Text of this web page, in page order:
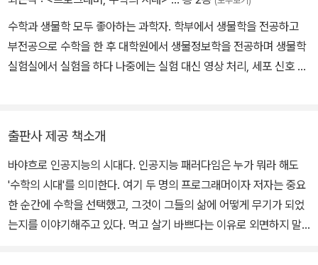
수학과 생물학 모두 좋아하는 과학자. 학부에서 생물학을 전공하고
부전공으로 수학을 한 후 대학원에서 생물정보학을 전공하며 생물학
실험실에서 실험을 하다 나중에는 실험 대신 영상 처리, 세포 신호 전
다. 분석할 데이터가 크기 때문에 때로는 포인터 연산이 가득한 C++
코드를 작성하기도 하고, 때로는 수학적으로 최적화를 시도하기도 하
고, 때로는 유전학적으로 중요한 문제를 끄집어 내어 그와 관련된 코
드를 작성하기도 하는 등의 일을 하고 있다. 도시 탈출을 꿈꾸며 오늘
도 코딩을 하고 있다.
출판사 제공 책소개
바야흐로 인공지능의 시대다. 인공지능 패러다임은 누가 뭐라 해도
'수학의 시대'를 의미한다. 여기 두 명의 프로그래머이자 저자는 중요
한 순간에 수학을 선택했고, 그것이 그들의 삶에 어떻게 무기가 되었
는지를 이야기해주고 있다. 먹고 살기 바쁘다는 이유로 외면하지 말